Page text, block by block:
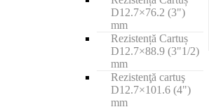
D12.7×76.2 (3")
mm
Rezistență Cartuș
D12.7×88.9 (3"1/2)
mm
Rezistenţă cartuş
D12.7×101.6 (4")
mm